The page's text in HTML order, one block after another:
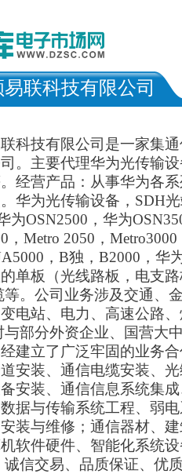
联科技有限公司
科技有限公司是一家集
。主要代理华为光传输
经营产品：从事华为各
华为光传输设备，SDH
为OSN2500，华为
，Metro 2050，
，B独，B2000，华
单板（光线路板，电支
等。公司业务涉及交通、
电站、电力、高速公路
与部分外资企业、国营大
建立了广泛牢固的业务
安装、通信电缆安装、
安装、通信信息系统集
据与传输系统工程、弱
装与维修；通信器材、
软件硬件、智能化系统
诚信交易、品质保证、优